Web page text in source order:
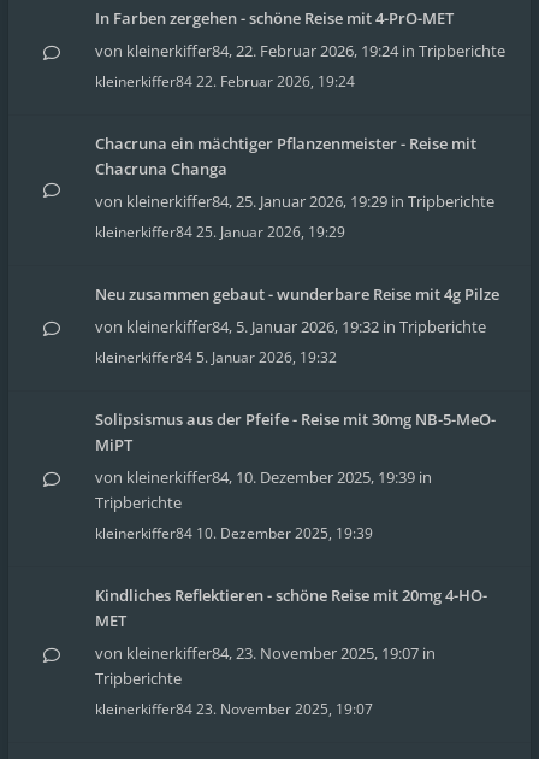
In Farben zergehen - schöne Reise mit 4-PrO-MET
von kleinerkiffer84,22. Februar 2026, 19:24in Tripberichte
kleinerkiffer8422. Februar 2026, 19:24
Chacruna ein mächtiger Pflanzenmeister - Reise mit
Chacruna Changa
von kleinerkiffer84,25. Januar 2026, 19:29 in Tripberichte
kleinerkiffer8425. Januar 2026, 19:29
Neu zusammen gebaut - wunderbare Reise mit 4g Pilze
von kleinerkiffer84, 5. Januar 2026, 19:32 in Tripberichte
kleinerkiffer84 5. Januar 2026, 19:32
Solipsismus aus der Pfeife - Reise mit 30mg NB-5-MeO-
MiPT
von kleinerkiffer84, 10. Dezember 2025, 19:39 in
Tripberichte
kleinerkiffer84 10. Dezember 2025, 19:39
Kindliches Reflektieren - schöne Reise mit 20mg 4-HO-
MET
von kleinerkiffer84,23. November 2025, 19:07 in
Tripberichte
kleinerkiffer8423. November 2025, 19:07